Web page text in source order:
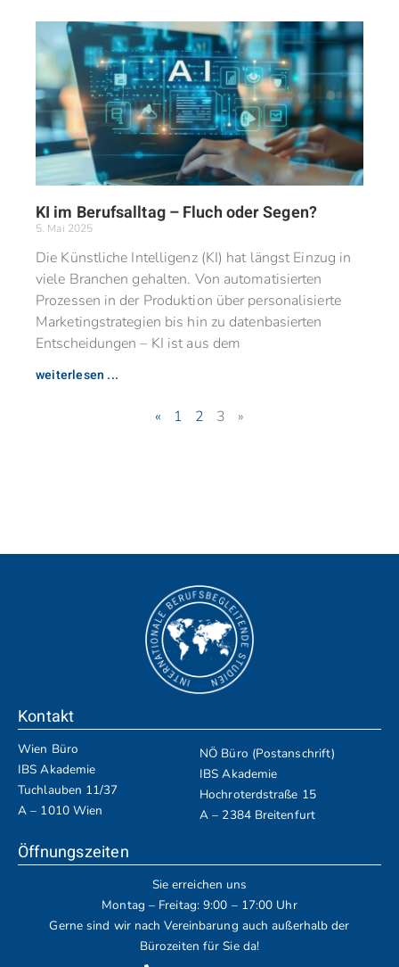
KI im Berufsalltag – Fluch oder Segen?
5. Mai 2025
Die Künstliche Intelligenz (KI) hat längst Einzug in
viele Branchen gehalten. Von automatisierten
Prozessen in der Produktion über personalisierte
Marketingstrategien bis hin zu datenbasierten
Entscheidungen – KI ist aus dem
weiterlesen ...
« 1 2 3 »
Kontakt
Wien Büro
IBS Akademie
Tuchlauben 11/37
A – 1010 Wien
NÖ Büro (Postanschrift)
IBS Akademie
Hochroterdstraße 15
A – 2384 Breitenfurt
Öffnungszeiten
Sie erreichen uns
Montag – Freitag: 9:00 – 17:00 Uhr
Gerne sind wir nach Vereinbarung auch außerhalb der
Bürozeiten für Sie da!